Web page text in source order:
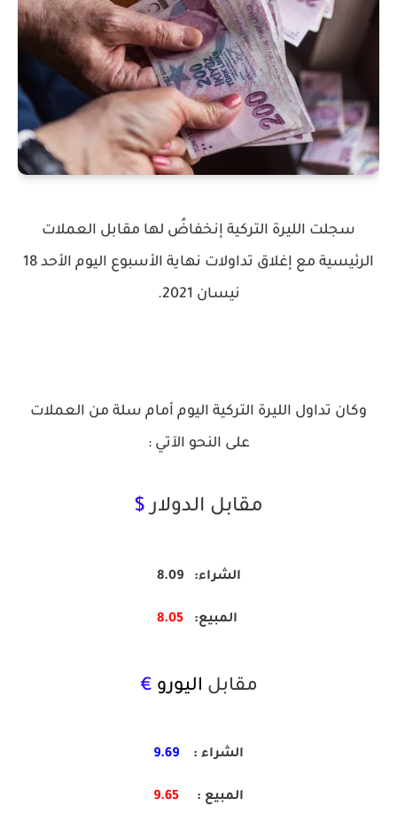
سجلت الليرة التركية إنخفاضً لها مقابل العملات
الرئيسية مع إغلاق تداولات نهاية الأسبوع اليوم الأحد 18
نيسان 2021.
وكان تداول الليرة التركية اليوم أمام سلة من العملات
على النحو الآتي :
مقابل الدولار $
الشراء: 8.09
المبيع:
8.05
مقابل اليورو €
الشراء :
المبيع :